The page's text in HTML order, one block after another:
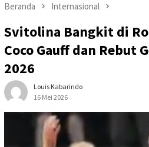
Beranda Internasional
Svitolina Bangkit di
Coco Gauff dan Rebut
2026
Louis Kabarindo
16 Mei 2026